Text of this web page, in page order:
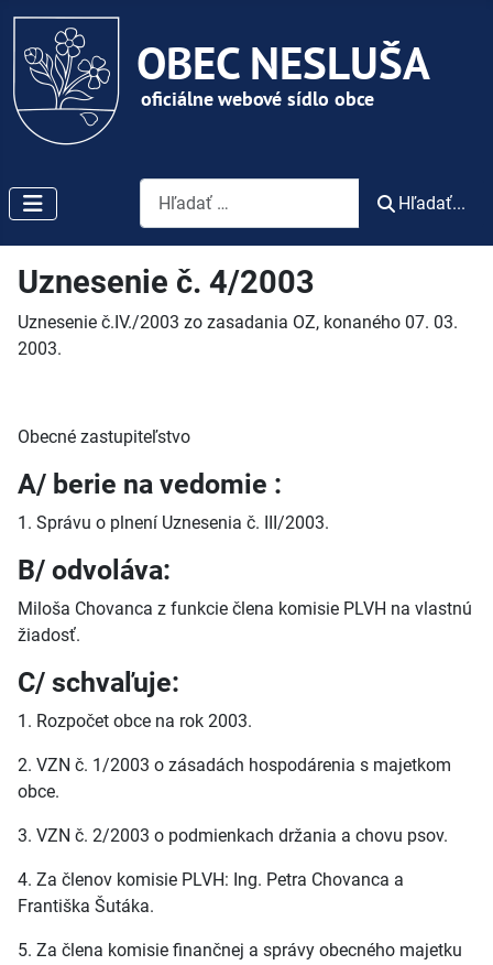
Vyhľadávanie
Hľadať...
Uznesenie č. 4/2003
Uznesenie č.IV./2003 zo zasadania OZ, konaného 07. 03.
2003.
Obecné zastupiteľstvo
A/ berie na vedomie :
1. Správu o plnení Uznesenia č. III/2003.
B/ odvoláva:
Miloša Chovanca z funkcie člena komisie PLVH na vlastnú
žiadosť.
C/ schvaľuje:
1. Rozpočet obce na rok 2003.
2. VZN č. 1/2003 o zásadách hospodárenia s majetkom
obce.
3. VZN č. 2/2003 o podmienkach držania a chovu psov.
4. Za členov komisie PLVH: Ing. Petra Chovanca a
Františka Šutáka.
5. Za člena komisie finančnej a správy obecného majetku